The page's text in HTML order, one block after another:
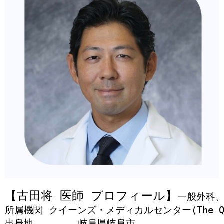
【古田将 医師 プロフィール】
一般外科
所属機関	クイーンズ・メディカルセンター(The Queen’s Medical Center)